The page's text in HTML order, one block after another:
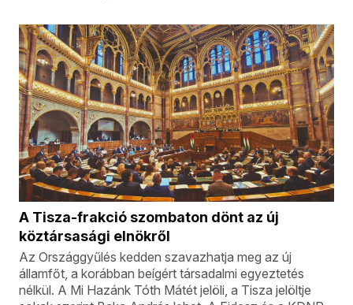
A Tisza-frakció szombaton dönt az új
köztársasági elnökről
Az Országgyűlés kedden szavazhatja meg az új
államfőt, a korábban beígért társadalmi egyeztetés
nélkül. A Mi Hazánk Tóth Mátét jelöli, a Tisza jelöltje